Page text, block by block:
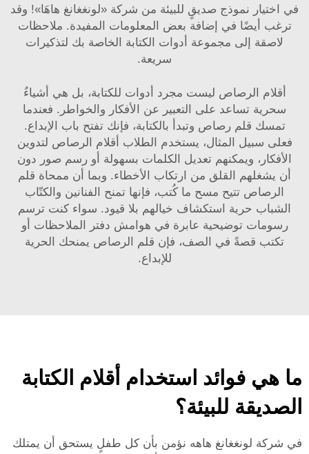
في اختيار نموذج صديقٍ للبيئة من شركة «لونغغانغ هاهَا»! وقد
ترغب أيضًا في إضافة بعض المعلومات المفيدة. ملاحظات
لاصقة
إلى مجموعة أدوات الكتابة الخاصة بك لتذكيرات
سريعة.
أقلام الرصاص ليست مجرد أدوات للكتابة، بل هي أشياءٌ
سحرية تساعد على التعبير عن الأفكار والخواطر. فعندما
تمسك قلم رصاص وتبدأ بالكتابة، فإنك تفتح باب الإبداع.
فعلى سبيل المثال، يستخدم الطلاب أقلام الرصاص لتدوين
الأفكار، ويمكنهم تعديل الكلمات بسهولة أو رسم صور دون
أن يشغلهم القلق من ارتكاب الأخطاء. وبما أن ممحاة قلم
الرصاص تتيح مسح ما كُتب، فإنها تمنح الفنانين والكتّاب
الشباب حرية استكشاف خيالهم بلا قيود. سواء كنت ترسم
رسومات توضيحية عابرة في هوامش دفتر الملاحظات أو
تكتب قصةً في الصف، فإن قلم الرصاص يمنحك الحرية
للإبداع.
ما هي فوائد استخدام أقلام الكتابة
الصديقة للبيئة؟
في شركة لونغغانغ هاهه نؤمن بأن كل طفلٍ يستحق أن يمتلك